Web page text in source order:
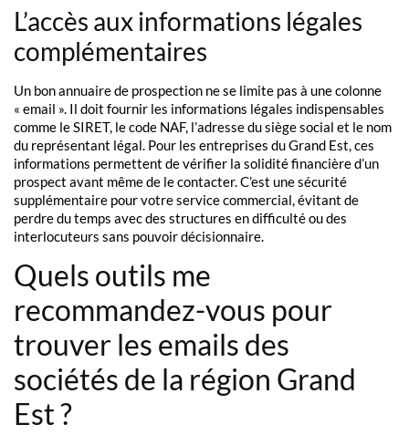
L’accès aux informations légales
complémentaires
Un bon annuaire de prospection ne se limite pas à une colonne
« email ». Il doit fournir les informations légales indispensables
comme le SIRET, le code NAF, l’adresse du siège social et le nom
du représentant légal. Pour les entreprises du Grand Est, ces
informations permettent de vérifier la solidité financière d’un
prospect avant même de le contacter. C’est une sécurité
supplémentaire pour votre service commercial, évitant de
perdre du temps avec des structures en difficulté ou des
interlocuteurs sans pouvoir décisionnaire.
Quels outils me
recommandez-vous pour
trouver les emails des
sociétés de la région Grand
Est ?